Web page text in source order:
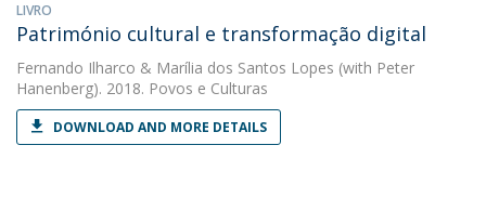
LIVRO
Património cultural e transformação digital
Fernando Ilharco & Marília dos Santos Lopes (with Peter
Hanenberg). 2018. Povos e Culturas
DOWNLOAD AND MORE DETAILS